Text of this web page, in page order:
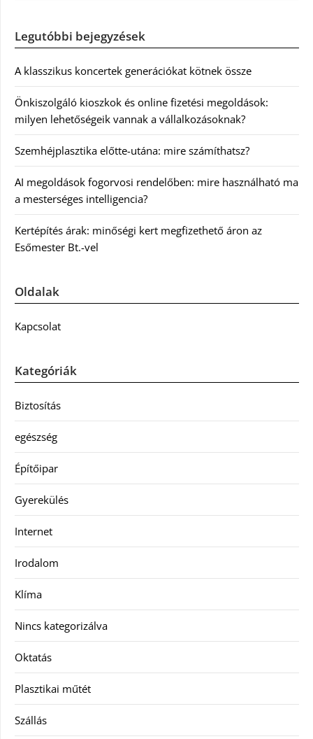
Legutóbbi bejegyzések
A klasszikus koncertek generációkat kötnek össze
Önkiszolgáló kioszkok és online fizetési megoldások:
milyen lehetőségeik vannak a vállalkozásoknak?
Szemhéjplasztika előtte-utána: mire számíthatsz?
AI megoldások fogorvosi rendelőben: mire használható ma
a mesterséges intelligencia?
Kertépítés árak: minőségi kert megfizethető áron az
Esőmester Bt.-vel
Oldalak
Kapcsolat
Kategóriák
Biztosítás
egészség
Építőipar
Gyerekülés
Internet
Irodalom
Klíma
Nincs kategorizálva
Oktatás
Plasztikai műtét
Szállás